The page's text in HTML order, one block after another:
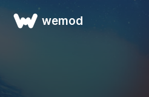
wemod